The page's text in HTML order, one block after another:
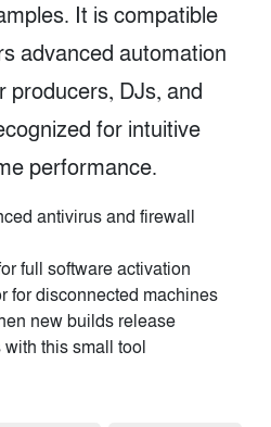
It is compatible
advanced automation
producers, DJs, and
for intuitive
performance.
antivirus and firewall
full software activation
for disconnected machines
new builds release
this small tool